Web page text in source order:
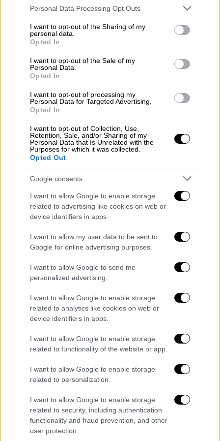
Please note that this website/app uses one or more Google
not limited to your visit or usage behaviour. You may click to
grant or deny consent to Google and its third-party tags to
use your data for below specified purposes in below Google
consent section.
Personal Data Processing Opt Outs
I want to opt-out of the Sharing of my
personal data.
Opted In
I want to opt-out of the Sale of my
Personal Data.
Opted In
I want to opt-out of processing my
Personal Data for Targeted Advertising.
Opted In
I want to opt-out of Collection, Use,
Retention, Sale, and/or Sharing of my
Personal Data that Is Unrelated with the
Purposes for which it was collected.
Opted Out
Google consents
I want to allow Google to enable storage
related to advertising like cookies on web or
device identifiers in apps.
I want to allow my user data to be sent to
Google for online advertising purposes.
I want to allow Google to send me
personalized advertising.
I want to allow Google to enable storage
related to analytics like cookies on web or
device identifiers in apps.
I want to allow Google to enable storage
related to functionality of the website or app.
I want to allow Google to enable storage
related to personalization.
I want to allow Google to enable storage
related to security, including authentication
functionality and fraud prevention, and other
user protection.
Τέιλορ Σούιφτ, Ντόναλντ Τραμπ
τραγουδίστριαδεν έχει υποστηρίξει
κάποιον υποψήφιο στις εκλογές του 2024,
αλλά υποστήριξε τους Δημοκρατικούς το
2020 και επέκρινε τονΤραμπ όσο ήταν
πρόεδρος. Μία από τις φωτογραφίες που
θαυμαστές
της Σουίφτνα φορούν μπλουζάκια που
Η ανάρτηση φαινόταν να έχει την ένδειξη
Swifties στρέφονται στον Τραμπ μετά την
ματαίωση της συναυλίας της Τέιλορ Σουίφτ
από το ISIS ».